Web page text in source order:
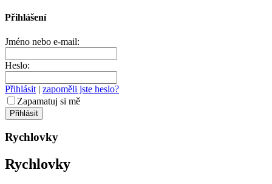
Přihlášení
Jméno nebo e-mail:
Heslo:
Přihlásit | zapoměli jste heslo?
Zapamatuj si mě
Rychlovky
Rychlovky